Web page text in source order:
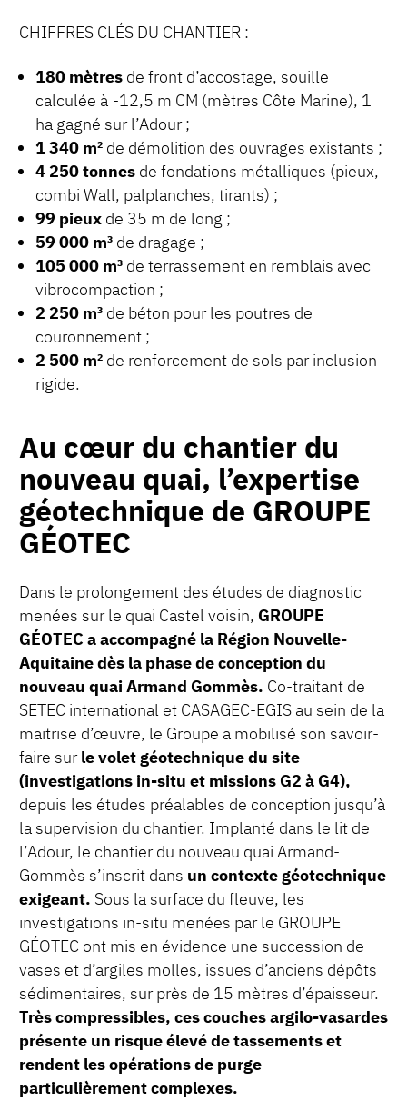
CHIFFRES CLÉS DU CHANTIER :
180 mètres de front d’accostage, souille
calculée à -12,5 m CM (mètres Côte Marine), 1
ha gagné sur l’Adour ;
1 340 m² de démolition des ouvrages existants ;
4 250 tonnes de fondations métalliques (pieux,
combi Wall, palplanches, tirants) ;
99 pieux de 35 m de long ;
59 000 m³ de dragage ;
105 000 m³ de terrassement en remblais avec
vibrocompaction ;
2 250 m³ de béton pour les poutres de
couronnement ;
2 500 m² de renforcement de sols par inclusion
rigide.
Au cœur du chantier du
nouveau quai, l’expertise
géotechnique de GROUPE
GÉOTEC
Dans le prolongement des études de diagnostic
menées sur le quai Castel voisin, GROUPE
GÉOTEC a accompagné la Région Nouvelle-
Aquitaine dès la phase de conception du
nouveau quai Armand Gommès. Co-traitant de
SETEC international et CASAGEC-EGIS au sein de la
maitrise d’œuvre, le Groupe a mobilisé son savoir-
faire surle volet géotechnique du site
(investigations in-situ et missions G2 à G4),
depuis les études préalables de conception jusqu’à
la supervision du chantier. Implanté dans le lit de
l’Adour, le chantier du nouveau quai Armand-
Gommès s’inscrit dans un contexte géotechnique
exigeant. Sous la surface du fleuve, les
investigations in-situ menées par le GROUPE
GÉOTEC ont mis en évidence une succession de
vases et d’argiles molles, issues d’anciens dépôts
sédimentaires, sur près de 15 mètres d’épaisseur.
Très compressibles, ces couches argilo-vasardes
présente un risque élevé de tassements et
rendent les opérations de purge
particulièrement complexes.